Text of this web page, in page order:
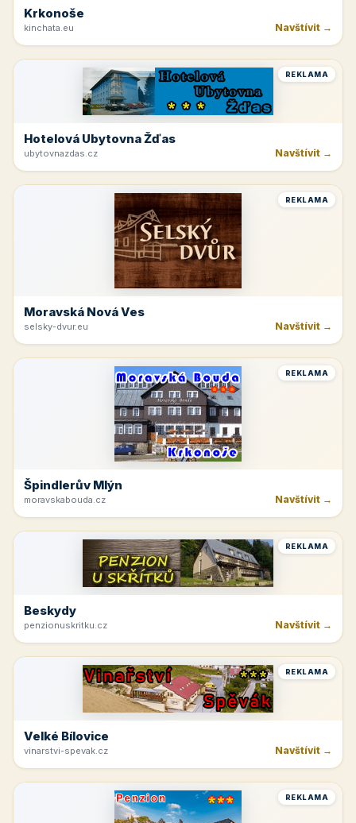
Krkonoše
kinchata.eu Navštívit →
REKLAMA
Hotelová Ubytovna Žďas
ubytovnazdas.cz Navštívit →
REKLAMA
Moravská Nová Ves
selsky-dvur.eu Navštívit →
REKLAMA
Špindlerův Mlýn
moravskabouda.cz Navštívit →
REKLAMA
Beskydy
penzionuskritku.cz Navštívit →
REKLAMA
Velké Bílovice
vinarstvi-spevak.cz Navštívit →
REKLAMA